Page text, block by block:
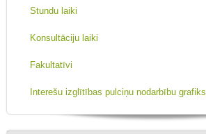
Stundu laiki
Konsultāciju laiki
Fakultatīvi
Interešu izglītības pulciņu nodarbību grafiks